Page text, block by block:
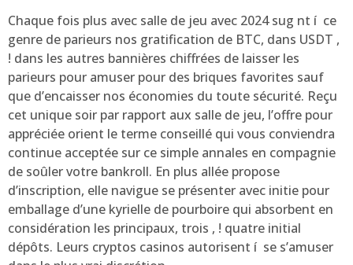
Chaque fois plus avec salle de jeu avec 2024 sug nt í ce
genre de parieurs nos gratification de BTC, dans USDT ,
! dans les autres bannières chiffrées de laisser les
parieurs pour amuser pour des briques favorites sauf
que d’encaisser nos économies du toute sécurité. Reçu
cet unique soir par rapport aux salle de jeu, l’offre pour
appréciée orient le terme conseillé qui vous conviendra
continue acceptée sur ce simple annales en compagnie
de soûler votre bankroll. En plus allée propose
d’inscription, elle navigue se présenter avec initie pour
emballage d’une kyrielle de pourboire qui absorbent en
considération les principaux, trois , ! quatre initial
dépôts. Leurs cryptos casinos autorisent í se s’amuser